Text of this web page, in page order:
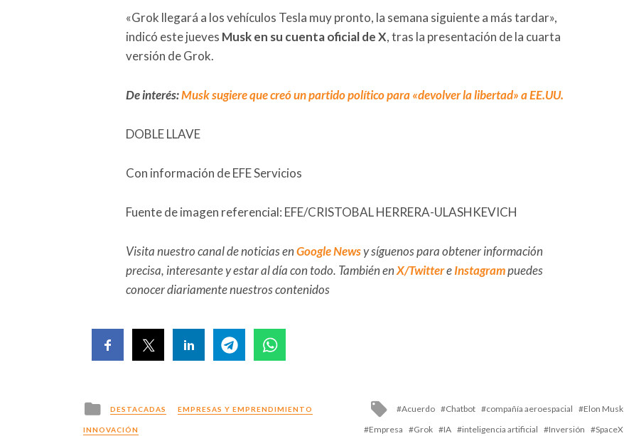
«Grok llegará a los vehículos Tesla muy pronto, la semana siguiente a más tardar»,
indicó este jueves Musk en su cuenta oficial de X, tras la presentación de la cuarta
versión de Grok.
De interés:Musk sugiere que creó un partido político para «devolver la libertad» a EE.UU.
DOBLE LLAVE
Con información de EFE Servicios
Fuente de imagen referencial: EFE/CRISTOBAL HERRERA-ULASHKEVICH
Visita nuestro canal de noticias enGoogle Newsy síguenos para obtener información
precisa, interesante y estar al día con todo. También enX/TwittereInstagrampuedes
conocer diariamente nuestros contenidos
Posted
in
DESTACADAS EMPRESAS Y EMPRENDIMIENTO
INNOVACIÓN
Tagged
Acuerdo Chatbot compañía aeroespacial
Elon Musk
Empresa
Grok IA inteligencia artificial Inversión
SpaceX